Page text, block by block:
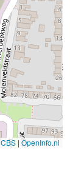
CBS | OpenInfo.nl